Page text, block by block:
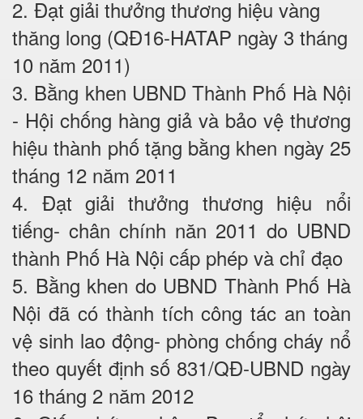
2. Đạt giải thưởng thương hiệu vàng
thăng long (QĐ16-HATAP ngày 3 tháng
10 năm 2011)
3. Bằng khen UBND Thành Phố Hà Nội
- Hội chống hàng giả và bảo vệ thương
hiệu thành phố tặng bằng khen ngày 25
tháng 12 năm 2011
4. Đạt giải thưởng thương hiệu nổi
tiếng- chân chính năn 2011 do UBND
thành Phố Hà Nội cấp phép và chỉ đạo
5. Bằng khen do UBND Thành Phố Hà
Nội đã có thành tích công tác an toàn
vệ sinh lao động- phòng chống cháy nổ
theo quyết định số 831/QĐ-UBND ngày
16 tháng 2 năm 2012